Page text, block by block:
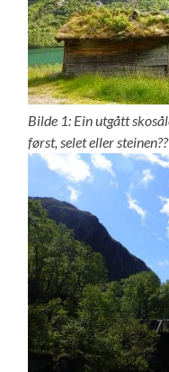
Bilde 1: Ein utgått
først, selet eller steinen??